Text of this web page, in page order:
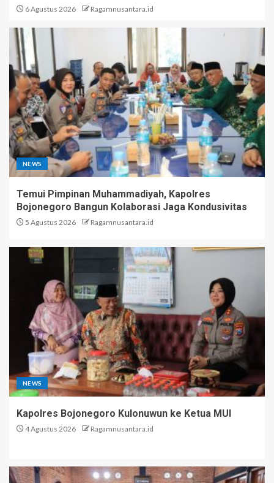
6 Agustus 2026 Ragamnusantara.id
NEWS
Temui Pimpinan Muhammadiyah, Kapolres
Bojonegoro Bangun Kolaborasi Jaga Kondusivitas
5 Agustus 2026 Ragamnusantara.id
NEWS
Kapolres Bojonegoro Kulonuwun ke Ketua MUI
4 Agustus 2026 Ragamnusantara.id